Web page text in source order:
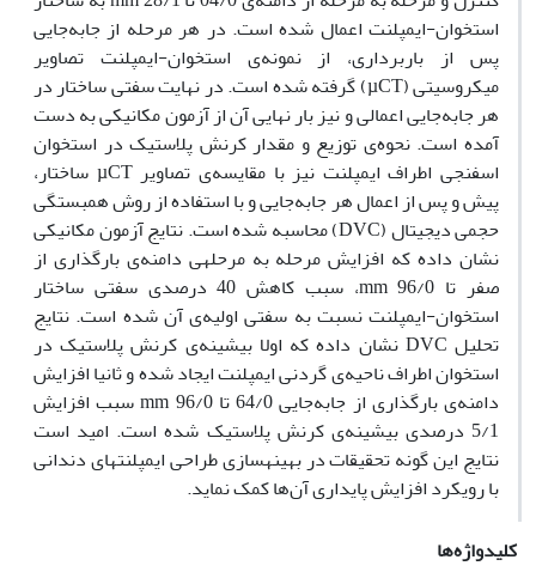
استخوان-ایمپلنت اعمال شده است. در هر مرحله از جابه‌جایی
پس از باربرداری، از نمونه‌ی استخوان-ایمپلنت تصاویر
میکروسی­تی (µCT) گرفته شده است. در نهایت سفتی ساختار در
هر جابه‌جایی اعمالی و نیز بار نهایی آن از آزمون مکانیکی به دست
آمده است. نحوه‌ی توزیع و مقدار کرنش پلاستیک در استخوان
اسفنجی اطراف ایمپلنت نیز با مقایسه‌ی تصاویر µCT ساختار،
پیش و پس از اعمال هر جابه‌جایی و با استفاده از روش همبستگی
حجمی دیجیتال (DVC) محاسبه شده است. نتایج آزمون مکانیکی
نشان داده که افزایش مرحله به مرحله­ی دامنه‌ی بارگذاری از
صفر تا 96/0 mm، سبب کاهش 40 درصدی سفتی ساختار
استخوان-ایمپلنت نسبت به سفتی اولیه‌ی آن شده است. نتایج
تحلیل DVC نشان داده که اولا بیشینه‌ی کرنش پلاستیک در
استخوان اطراف ناحیه‌ی گردنی ایمپلنت ایجاد شده و ثانیا افزایش
دامنه‌ی بارگذاری از جابه‌جایی 64/0 تا 96/0 mm سبب افزایش
5/1 درصدی بیشینه‌ی کرنش پلاستیک شده است. امید است
نتایج این گونه تحقیقات در بهینه­سازی طراحی ایمپلنت­های دندانی
با رویکرد افزایش پایداری آن‌ها کمک نماید.
کلیدواژه‌ها